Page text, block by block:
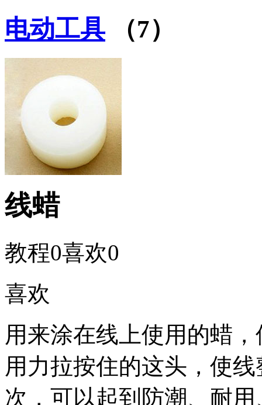
电动工具
（7）
线蜡
教程0喜欢0
喜欢
用来涂在线上使用的蜡
用力拉按住的这头，使
次，可以起到防潮、耐